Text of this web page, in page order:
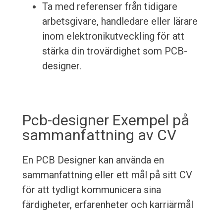
Ta med referenser från tidigare
arbetsgivare, handledare eller lärare
inom elektronikutveckling för att
stärka din trovärdighet som PCB-
designer.
Pcb-designer Exempel på
sammanfattning av CV
En PCB Designer kan använda en
sammanfattning eller ett mål på sitt CV
för att tydligt kommunicera sina
färdigheter, erfarenheter och karriärmål